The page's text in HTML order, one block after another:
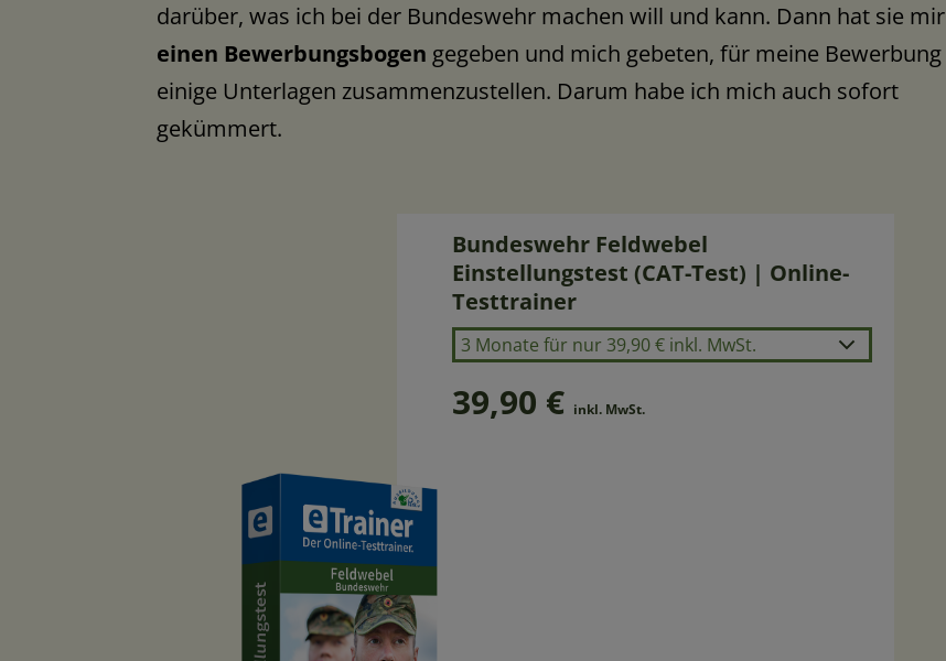
darüber, was ich bei der Bundeswehr machen will und kann. Dann hat sie mir
einen Bewerbungsbogen gegeben und mich gebeten, für meine Bewerbung
einige Unterlagen zusammenzustellen. Darum habe ich mich auch sofort
gekümmert.
Bundeswehr Feldwebel
Einstellungstest (CAT-Test) | Online-
Testtrainer
Laufzeit wählen
3 Monate für nur 39,90 € inkl. MwSt.
39,90 € inkl. MwSt.